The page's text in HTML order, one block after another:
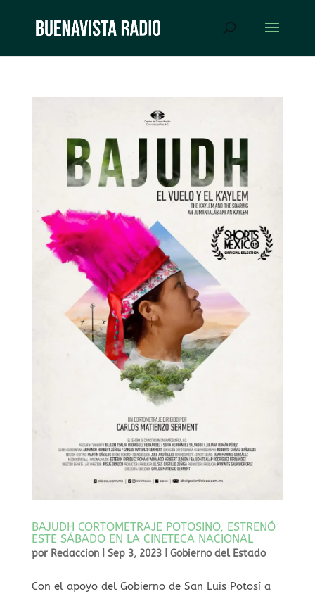
BAJUDH CORTOMETRAJE POTOSINO, ESTRENÓ
ESTE SÁBADO EN LA CINETECA NACIONAL
por Redaccion| Sep 3, 2023| Gobierno del Estado
Con el apoyo del Gobierno de San Luis Potosí a